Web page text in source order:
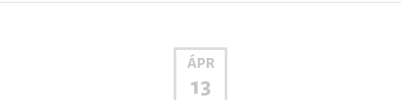
ÁPR
13